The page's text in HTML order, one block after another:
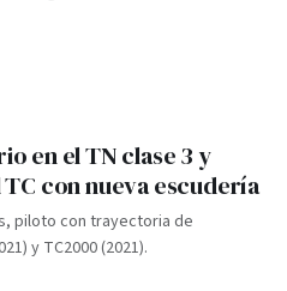
en el TN clase 3 y
con nueva escudería
piloto con trayectoria de
y TC2000 (2021).